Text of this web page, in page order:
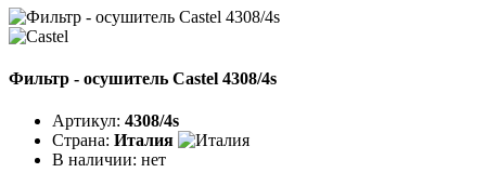
Фильтр - осушитель Castel 4308/4s
Артикул: 4308/4s
Страна: Италия
В наличии: нет